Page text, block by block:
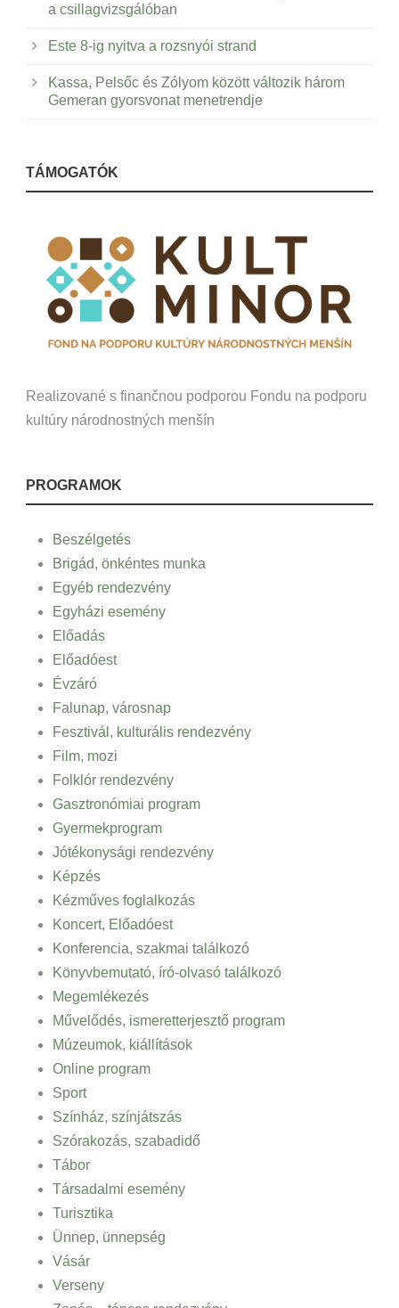
a csillagvizsgálóban
Este 8-ig nyitva a rozsnyói strand
Kassa, Pelsőc és Zólyom között változik három
Gemeran gyorsvonat menetrendje
TÁMOGATÓK
Realizované s finančnou podporou Fondu na podporu
kultúry národnostných menšín
PROGRAMOK
Beszélgetés
Brigád, önkéntes munka
Egyéb rendezvény
Egyházi esemény
Előadás
Előadóest
Évzáró
Falunap, városnap
Fesztivál, kulturális rendezvény
Film, mozi
Folklór rendezvény
Gasztronómiai program
Gyermekprogram
Jótékonysági rendezvény
Képzés
Kézműves foglalkozás
Koncert, Előadóest
Konferencia, szakmai találkozó
Könyvbemutató, író-olvasó találkozó
Megemlékezés
Művelődés, ismeretterjesztő program
Múzeumok, kiállítások
Online program
Sport
Színház, színjátszás
Szórakozás, szabadidő
Tábor
Társadalmi esemény
Turisztika
Ünnep, ünnepség
Vásár
Verseny